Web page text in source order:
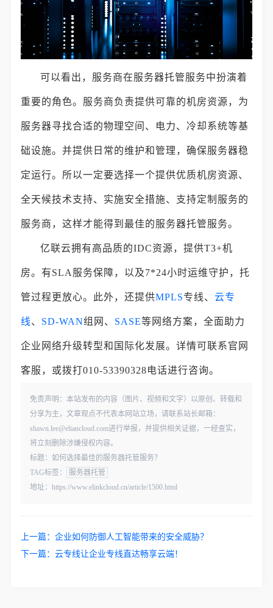
可以看出，服务商在服务器托管服务中扮演着
重要的角色。服务商负责提供可靠的机房资源，为
服务器寻找合适的物理空间、电力、冷却系统等基
础设施。并提供日常的维护和管理，确保服务器稳
定运行。所以一定要选择一个提供优质机房资源、
全天候技术支持、实施安全措施、支持定制服务的
服务商，这样才能得到最佳的服务器托管服务。
亿联云拥有高品质的IDC资源，提供T3+机
房。有SLA服务保障，以及7*24小时运维守护，托
管过程更放心。此外，还提供MPLS专线、云专
线、 SD-WAN组网、 SASE等网络方案，全面助力
企业网络升级转型和国际化发展。详情可联系官网
客服，或拨打010-53390328电话进行咨询。
免责声明：本站发布的内容（图片、视频和文字）以原创、转载和
分享为主，文章观点不代表本网站立场，请联系站长邮箱：
shawn.lee@eliancloud.com进行举报，并提供相关证据，一经查实，
将立刻删除涉嫌侵权内容。
标题：如何选择最佳的服务器托管服务？
TAG标签：
服务器托管
地址：https://www.elinkcloud.cn/article/1500.html
上一篇：企业如何防御人工智能带来的安全威胁？
下一篇：云专线让企业专线直达畅享云端！